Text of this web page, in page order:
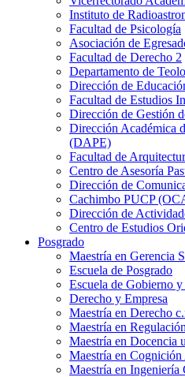
Instituto de
Facultad de Psicología
Asociación de
Facultad de Derecho 2
Departamento de
Dirección de
Facultad de Estudios
Dirección de Gestión
Dirección Académica
(DAPE)
Facultad de
Centro de Asesoría
Dirección de
Cachimbo PUCP
Dirección de
Centro de Estudios
Posgrado
Maestría en Gerencia
Escuela de Posgrado
Escuela de Gobierno
Derecho y Empresa
Maestría en Derecho
Maestría en
Maestría en Docencia
Maestría en
Maestría en Ingeniería